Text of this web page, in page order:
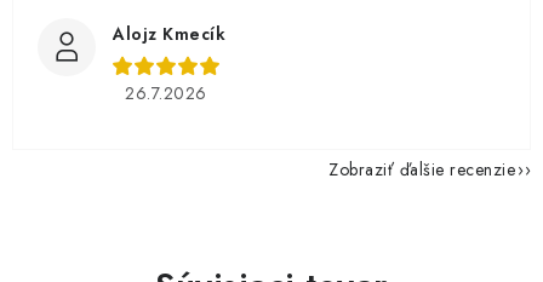
Alojz Kmecík
26.7.2026
Zobraziť ďalšie recenzie